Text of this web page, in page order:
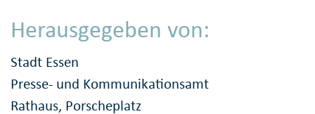
Herausgegeben von:
Stadt Essen
Presse- und Kommunikationsamt
Rathaus, Porscheplatz